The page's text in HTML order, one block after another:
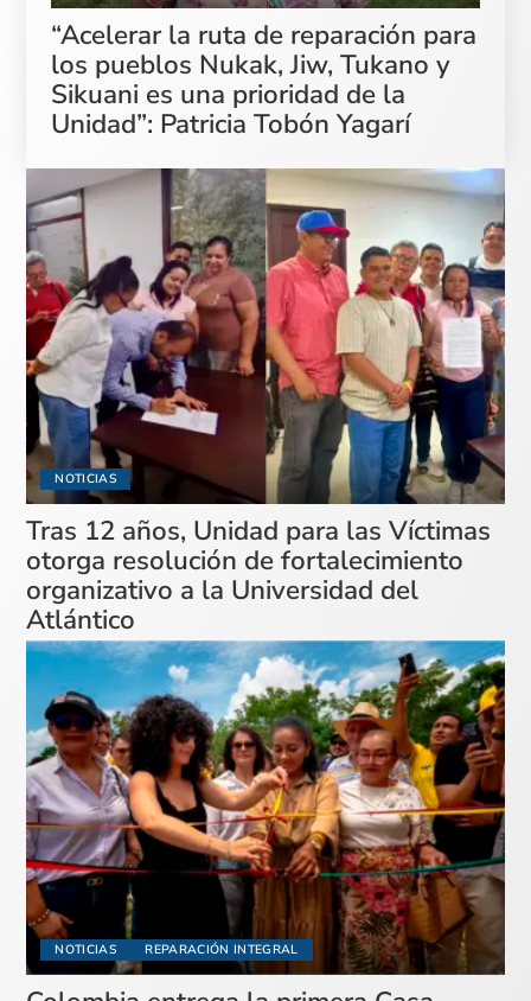
“Acelerar la ruta de reparación para
los pueblos Nukak, Jiw, Tukano y
Sikuani es una prioridad de la
Unidad”: Patricia Tobón Yagarí
NOTICIAS
Tras 12 años, Unidad para las Víctimas
otorga resolución de fortalecimiento
organizativo a la Universidad del
Atlántico
NOTICIAS REPARACIÓN INTEGRAL